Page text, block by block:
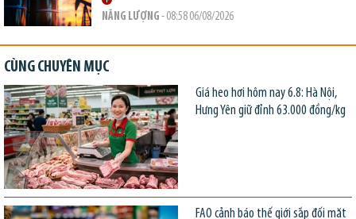
NĂNG LƯỢNG - 08:58 06/08/2026
CÙNG CHUYÊN MỤC
Giá heo hơi hôm nay 6.8: Hà Nội,
Hưng Yên giữ đỉnh 63.000 đồng/kg
FAO cảnh báo thế giới sắp đối mặt